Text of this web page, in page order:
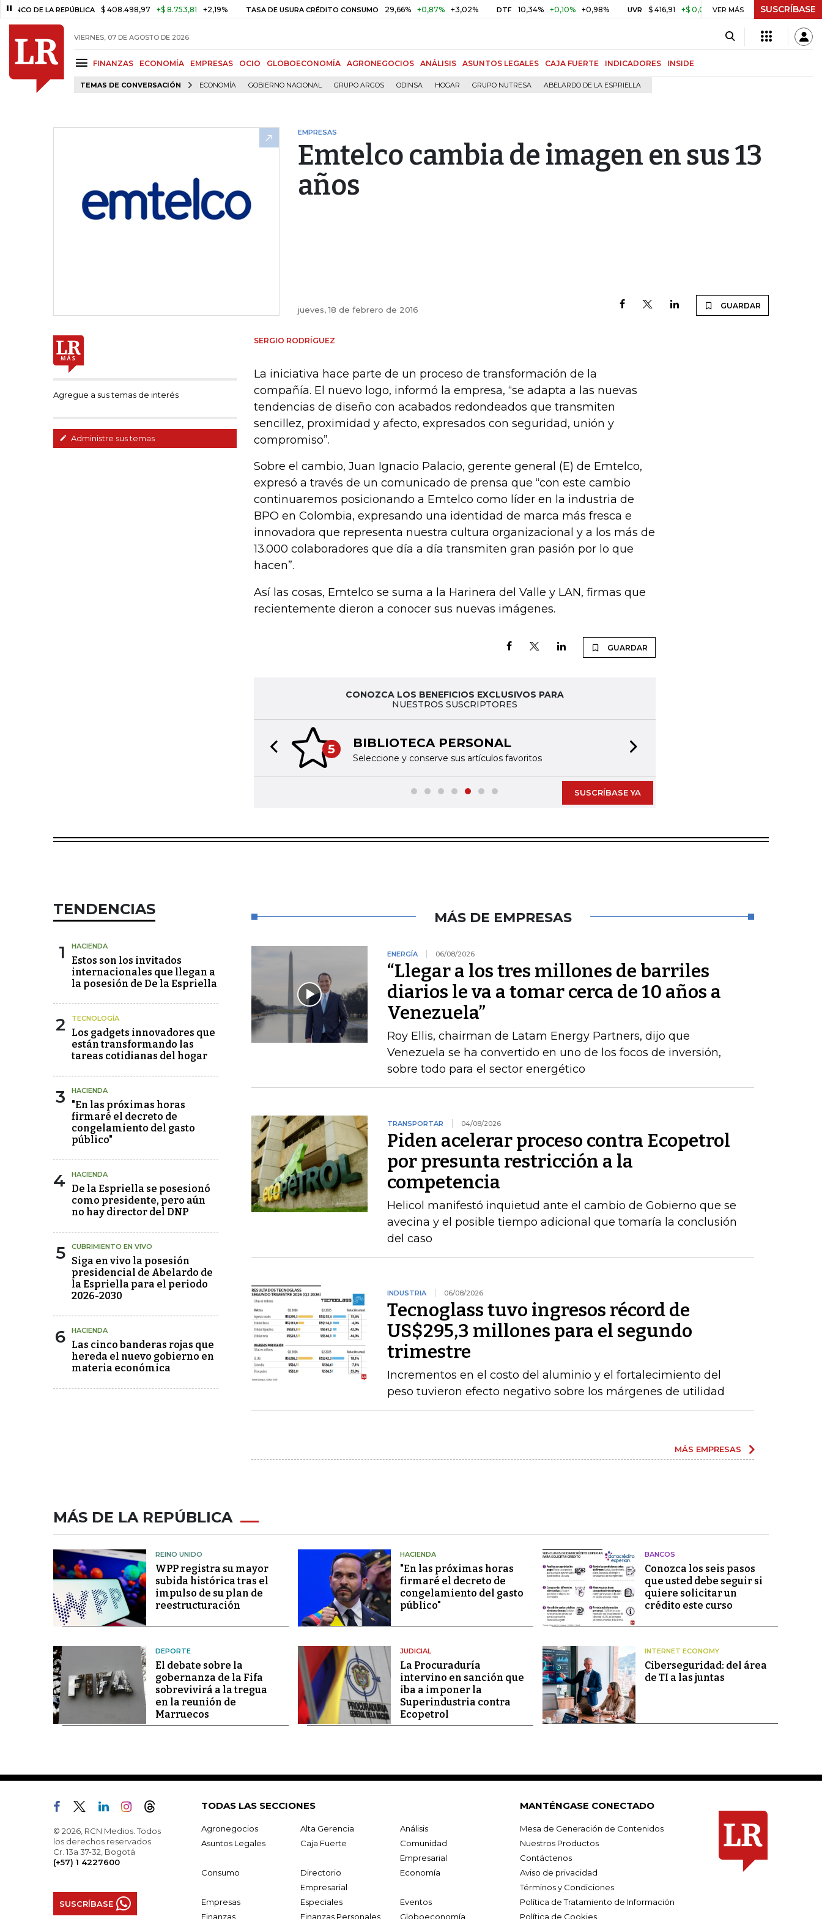
DE LA REPÚBLICA $ 408.498,97 +$ 8.753,81 +2,19% TASA DE USURA CRÉDITO CONSUMO 29,66% +0,87% +3,02% DTF 10,34% +0,10% +0,98% UVR $ 416,91 +$ 0,05 +0,01% BITCOIN US$
VER MÁS SUSCRÍBASE
VIERNES, 07 DE AGOSTO DE 2026
FINANZAS ECONOMÍA EMPRESAS OCIO GLOBOECONOMÍA AGRONEGOCIOS ANÁLISIS ASUNTOS LEGALES CAJA FUERTE INDICADORES INSIDE
TEMAS DE CONVERSACIÓN ECONOMÍA GOBIERNO NACIONAL GRUPO ARGOS ODINSA HOGAR GRUPO NUTRESA ABELARDO DE LA ESPRIELLA
EMPRESAS
Emtelco cambia de imagen en sus 13
años
jueves, 18 de febrero de 2016 GUARDAR
Agregue a sus temas de interés
Administre sus temas
SERGIO RODRÍGUEZ
La iniciativa hace parte de un proceso de transformación de la
compañía. El nuevo logo, informó la empresa, “se adapta a las nuevas
tendencias de diseño con acabados redondeados que transmiten
sencillez, proximidad y afecto, expresados con seguridad, unión y
compromiso”.
Sobre el cambio, Juan Ignacio Palacio, gerente general (E) de Emtelco,
expresó a través de un comunicado de prensa que “con este cambio
continuaremos posicionando a Emtelco como líder en la industria de
BPO en Colombia, expresando una identidad de marca más fresca e
innovadora que representa nuestra cultura organizacional y a los más de
13.000 colaboradores que día a día transmiten gran pasión por lo que
hacen”.
Así las cosas, Emtelco se suma a la Harinera del Valle y LAN, firmas que
recientemente dieron a conocer sus nuevas imágenes.
GUARDAR
CONOZCA LOS BENEFICIOS EXCLUSIVOS PARA
NUESTROS SUSCRIPTORES
6 TINTA DIGITAL
Acceda a nuestras publicaciones impresas en formato digital
Previous slide
SUSCRÍBASE YA
TENDENCIAS
1 HACIENDA
Estos son los invitados
internacionales que llegan a
la posesión de De la Espriella
2 TECNOLOGÍA
Los gadgets innovadores que
están transformando las
tareas cotidianas del hogar
3 HACIENDA
"En las próximas horas
firmaré el decreto de
congelamiento del gasto
público"
4 HACIENDA
De la Espriella se posesionó
como presidente, pero aún
no hay director del DNP
5 CUBRIMIENTO EN VIVO
Siga en vivo la posesión
presidencial de Abelardo de
la Espriella para el periodo
2026-2030
6 HACIENDA
Las cinco banderas rojas que
hereda el nuevo gobierno en
materia económica
MÁS DE EMPRESAS
ENERGÍA 06/08/2026
“Llegar a los tres millones de barriles
diarios le va a tomar cerca de 10 años a
Venezuela”
Roy Ellis, chairman de Latam Energy Partners, dijo que
Venezuela se ha convertido en uno de los focos de inversión,
sobre todo para el sector energético
TRANSPORTAR 04/08/2026
Piden acelerar proceso contra Ecopetrol
por presunta restricción a la
competencia
Helicol manifestó inquietud ante el cambio de Gobierno que se
avecina y el posible tiempo adicional que tomaría la conclusión
del caso
INDUSTRIA 06/08/2026
Tecnoglass tuvo ingresos récord de
US$295,3 millones para el segundo
trimestre
Incrementos en el costo del aluminio y el fortalecimiento del
peso tuvieron efecto negativo sobre los márgenes de utilidad
MÁS EMPRESAS
MÁS DE LA REPÚBLICA
REINO UNIDO
WPP registra su mayor
subida histórica tras el
impulso de su plan de
reestructuración
HACIENDA
"En las próximas horas
firmaré el decreto de
congelamiento del gasto
público"
BANCOS
Conozca los seis pasos
que usted debe seguir si
quiere solicitar un
crédito este curso
DEPORTE
El debate sobre la
gobernanza de la Fifa
sobrevivirá a la tregua
en la reunión de
Marruecos
JUDICIAL
La Procuraduría
intervino en sanción que
iba a imponer la
Superindustria contra
Ecopetrol
INTERNET ECONOMY
Ciberseguridad: del área
de TI a las juntas
© 2026, RCN Medios. Todos
los derechos reservados.
Cr. 13a 37-32, Bogotá
(+57) 1 4227600
SUSCRÍBASE
TODAS LAS SECCIONES
Agronegocios Alta Gerencia
Análisis
Asuntos Legales
Caja Fuerte
Comunidad
Empresarial
Consumo
Directorio
Empresarial
Economía
Empresas Especiales
Eventos
Finanzas
Finanzas Personales Globoeconomía
MANTÉNGASE CONECTADO
Mesa de Generación de Contenidos
Nuestros Productos
Contáctenos
Aviso de privacidad
Términos y Condiciones
Política de Tratamiento de Información
Política de Cookies